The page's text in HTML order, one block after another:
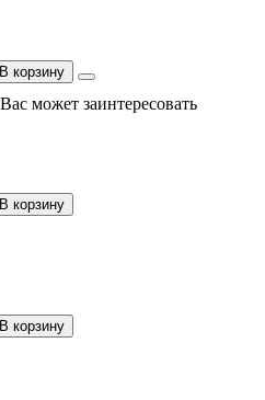
В корзину
может заинтересовать
В корзину
В корзину